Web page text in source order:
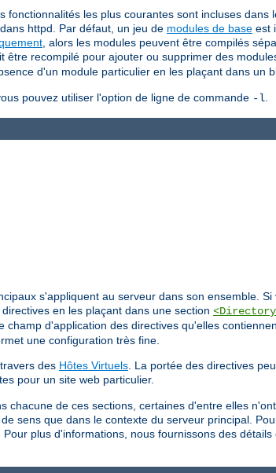
les plus courantes sont incluses
httpd. Par défaut, un jeu de modules de base est
, alors les modules peuvent être compilés
être recompilé pour ajouter ou supprimer des
d'un module particulier en les plaçant dans un
pouvez utiliser l'option de ligne de commande -l.
s'appliquent au serveur dans son ensemble.
en les plaçant dans une section
champ d'application des directives qu'elles
une configuration très fine.
des Hôtes Virtuels . La portée des directives
pour un site web particulier.
chacune de ces sections, certaines d'entre elles
sens que dans le contexte du serveur principal.
Pour plus d'informations, nous fournissons des détails